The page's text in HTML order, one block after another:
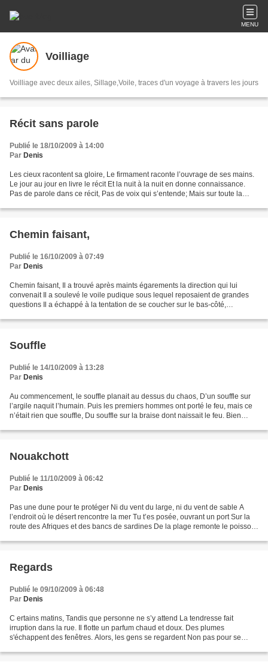
MENU
Voilliage
Voilliage avec deux ailes, Sillage,Voile, traces d'un voyage à travers les jours
Récit sans parole
Publié le 18/10/2009 à 14:00
Par Denis
Les cieux racontent sa gloire, Le firmament raconte l’ouvrage de ses mains.
Le jour au jour en livre le récit Et la nuit à la nuit en donne connaissance.
Pas de parole dans ce récit, Pas de voix qui s’entende; Mais sur toute la
Chemin faisant,
Publié le 16/10/2009 à 07:49
Par Denis
Chemin faisant, Il a trouvé après maints égarements la direction qui lui
convenait Il a soulevé le voile pudique sous lequel reposaient de grandes
questions Il a échappé à la tentation de se coucher sur le bas-côté,
Souffle
Publié le 14/10/2009 à 13:28
Par Denis
Au commencement, le souffle planait au dessus du chaos, D’un souffle sur
l’argile naquit l’humain. Puis les premiers hommes ont porté le feu, mais ce
n’était rien que souffle, Du souffle sur la braise dont naissait le feu. Bien
Nouakchott
Publié le 11/10/2009 à 06:42
Par Denis
Pas une dune pour te protéger Ni du vent du large, ni du vent de sable A
l’endroit où le désert rencontre la mer Tu t’es posée, ouvrant un port Sur la
route des Afriques et des bancs de sardines De la plage remonte le poisson
Regards
Publié le 09/10/2009 à 06:48
Par Denis
C ertains matins, Tandis que personne ne s’y attend La tendresse fait
irruption dans la rue. Il flotte un parfum chaud et doux. Des plumes
s'échappent des fenêtres. Alors, les gens se regardent Non pas pour se